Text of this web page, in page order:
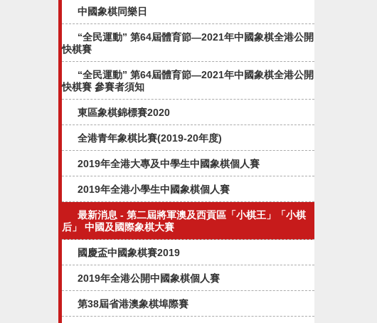
中國象棋同樂日
“全民運動” 第64屆體育節—2021年中國象棋全港公開
快棋賽
“全民運動” 第64屆體育節—2021年中國象棋全港公開
快棋賽 參賽者須知
東區象棋錦標賽2020
全港青年象棋比賽(2019-20年度)
2019年全港大專及中學生中國象棋個人賽
2019年全港小學生中國象棋個人賽
最新消息 - 第二屆將軍澳及西貢區「小棋王」「小棋
后」 中國及國際象棋大賽
國慶盃中國象棋賽2019
2019年全港公開中國象棋個人賽
第38屆省港澳象棋埠際賽